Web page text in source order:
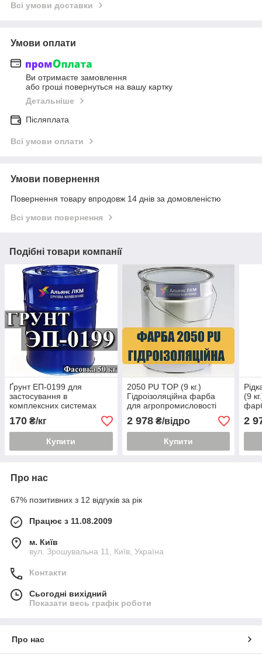
Всі умови доставки
Умови оплати
Ви отримаєте замовлення
або гроші повернуться на вашу картку
Детальніше
Післяплата
Всі умови оплати
Умови повернення
Повернення товару впродовж 14 днів за домовленістю
Всі умови повернення
Подібні товари компанії
Ґрунт ЕП-0199 для
застосування в
комплексних системах
хімстійких лакофарбових
покриттів
170 ₴/кг
Купити
2050 PU TOP (9 кг.)
Гідроізоляційна фарба
для агропромисловості
2 978₴/відро
Купити
(9
2
Про нас
67% позитивних з 12 відгуків за рік
Працює з 11.08.2009
м. Київ
вул. Зрошувальна 11, Київ, Україна
Контакти
Сьогодні вихідний
Показати весь графік роботи
Про нас